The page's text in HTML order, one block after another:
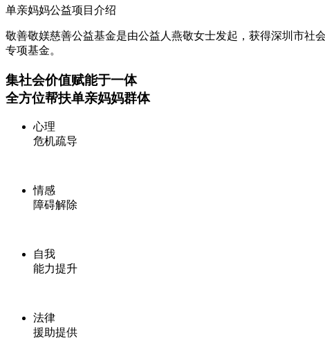
单亲妈妈公益项目介绍
敬善敬媄慈善公益基金是由公益人燕敬女士发起，获得深圳市社
专项基金。
集社会价值赋能于一体
全方位帮扶单亲妈妈群体
心理
危机疏导
情感
障碍解除
自我
能力提升
法律
援助提供